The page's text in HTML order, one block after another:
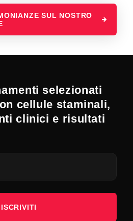
SUL NOSTRO
selezionati
cellule staminali,
clinici e risultati
ISCRIVITI